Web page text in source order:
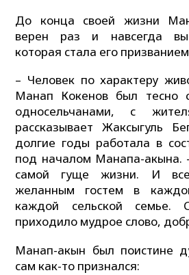
До конца своей жизни
верен раз и навсегда
которая стала его
– Человек по характеру
Манап Кокенов был тесно
односельчанами, с
рассказывает Жаксыгуль
долгие годы работала в
под началом Манапа-акына.
самой гуще жизни. И
желанным гостем в
каждой сельской семье.
приходило мудрое слово,
Манап-акын был поистине
сам как-то признался: